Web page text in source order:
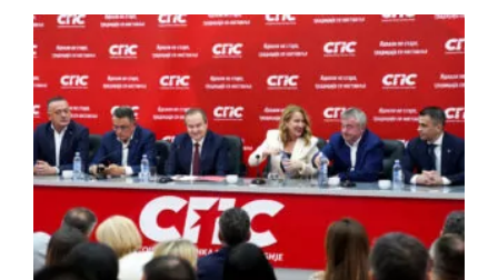
rat o odnosu prema naprednjacima